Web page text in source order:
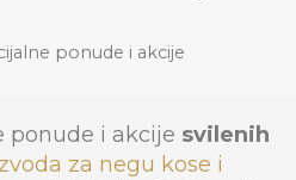
ponude i akcije
ponude i akcije svilenih
za negu kose i